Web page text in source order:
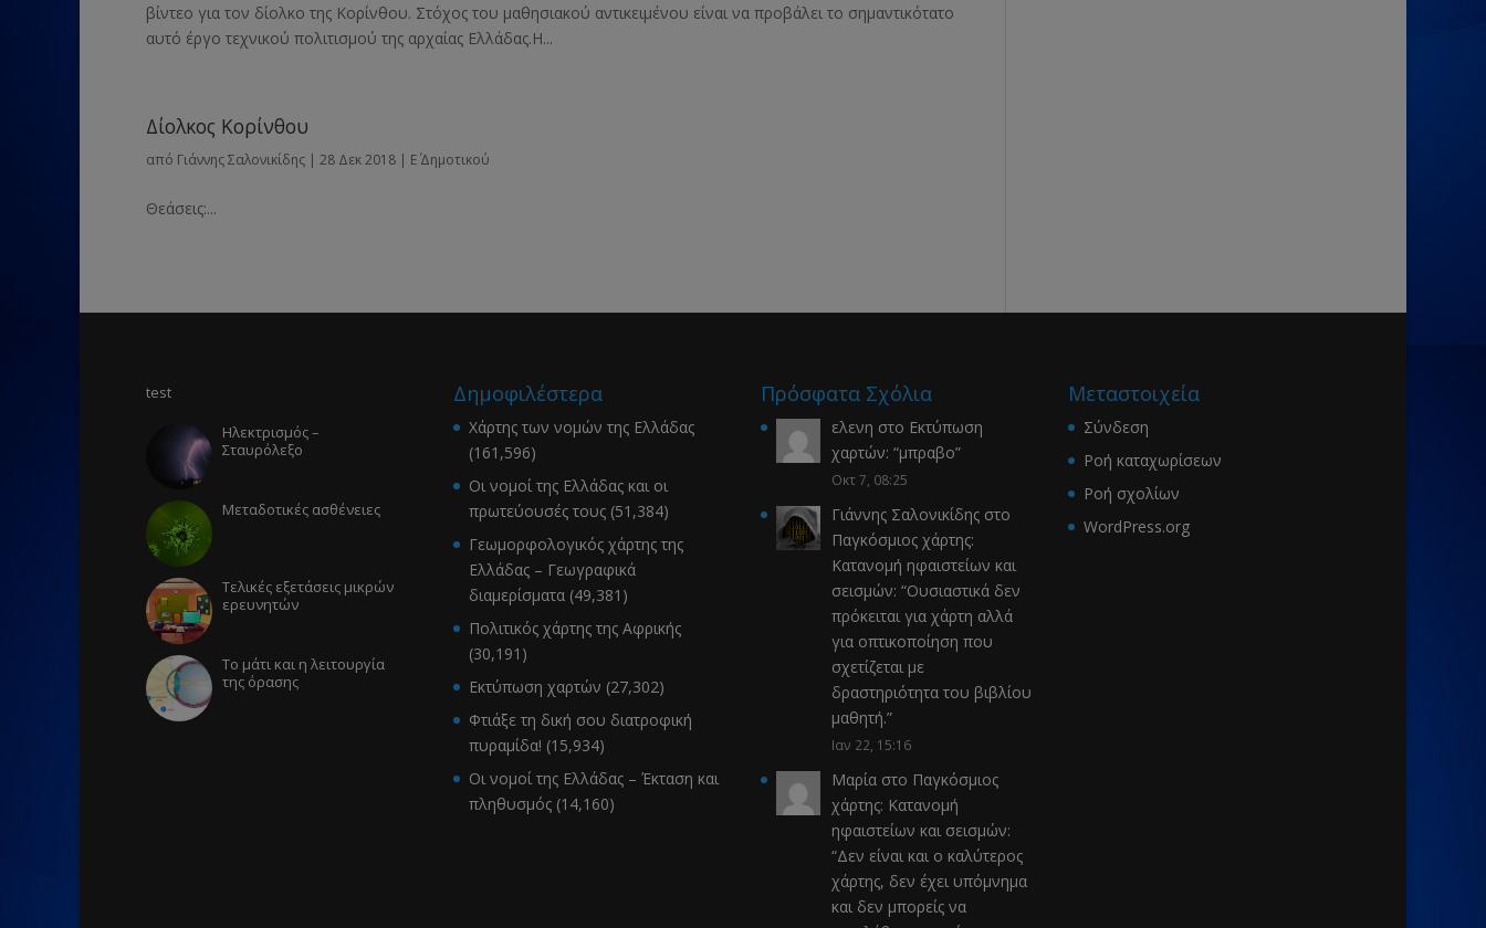
βίντεο για τον δίολκο της Κορίνθου. Στόχος του μαθησιακού αντικειμένου είναι να προβάλει το σημαντικότατο
αυτό έργο τεχνικού πολιτισμού της αρχαίας Ελλάδας.Η...
Δίολκος Κορίνθου
από Γιάννης Σαλονικίδης | 28 Δεκ 2018 | Ε΄ Δημοτικού
Θεάσεις:...
test
Ηλεκτρισμός –
Σταυρόλεξο
Μεταδοτικές ασθένειες
Τελικές εξετάσεις μικρών
ερευνητών
Το μάτι και η λειτουργία
της όρασης
Δημοφιλέστερα
Χάρτης των νομών της Ελλάδας
(161,596)
Οι νομοί της Ελλάδας και οι
πρωτεύουσές τους (51,384)
Γεωμορφολογικός χάρτης της
Ελλάδας – Γεωγραφικά
διαμερίσματα (49,381)
Πολιτικός χάρτης της Αφρικής
(30,191)
Εκτύπωση χαρτών (27,302)
Φτιάξε τη δική σου διατροφική
πυραμίδα! (15,934)
Οι νομοί της Ελλάδας – Έκταση και
πληθυσμός (14,160)
Πρόσφατα Σχόλια
ελενη στο Εκτύπωση
χαρτών: “μπραβο”
Οκτ 7, 08:25
Γιάννης Σαλονικίδης στο
Παγκόσμιος χάρτης:
Κατανομή ηφαιστείων και
σεισμών: “Ουσιαστικά δεν
πρόκειται για χάρτη αλλά
για οπτικοποίηση που
σχετίζεται με
δραστηριότητα του βιβλίου
μαθητή.”
Ιαν 22, 15:16
Μαρία στο Παγκόσμιος
χάρτης: Κατανομή
ηφαιστείων και σεισμών:
“Δεν είναι και ο καλύτερος
χάρτης, δεν έχει υπόμνημα
και δεν μπορείς να
Μεταστοιχεία
Σύνδεση
Ροή καταχωρίσεων
Ροή σχολίων
WordPress.org